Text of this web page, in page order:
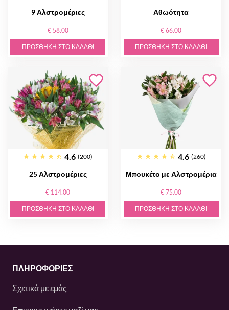
9 Αλστρομέριες
€ 58.00
ΠΡΟΣΘΉΚΗ ΣΤΟ ΚΑΛΆΘΙ
Αθωότητα
€ 66.00
ΠΡΟΣΘΉΚΗ ΣΤΟ ΚΑΛΆΘΙ
4.6 (200)
25 Αλστρομέριες
€ 114.00
ΠΡΟΣΘΉΚΗ ΣΤΟ ΚΑΛΆΘΙ
4.6 (260)
Μπουκέτο με Αλστρομέρια
€ 75.00
ΠΡΟΣΘΉΚΗ ΣΤΟ ΚΑΛΆΘΙ
ΠΛΗΡΟΦΟΡΙΕΣ
Σχετικά με εμάς